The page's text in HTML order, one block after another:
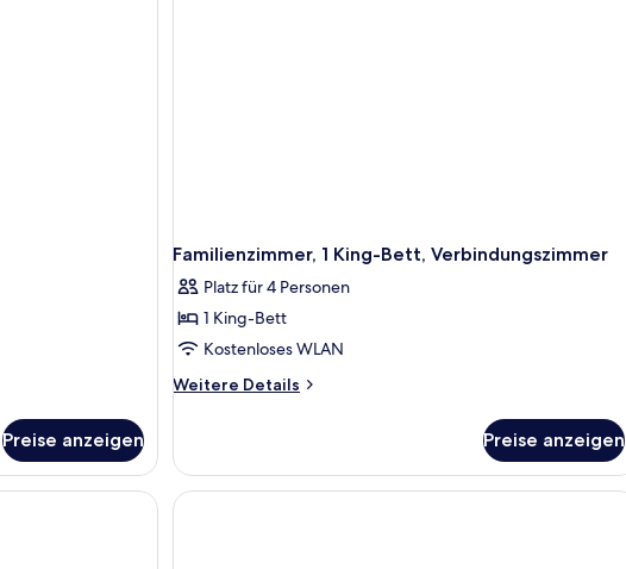
Preise anzeigen
Familienzimmer, 1 King-Bett, Verbindungszimmer
Platz für 4 Personen
1 King-Bett
Kostenloses WLAN
Weitere Details
Weitere
1 King-
Bett,
Verbindungszimmer
Preise anzeigen